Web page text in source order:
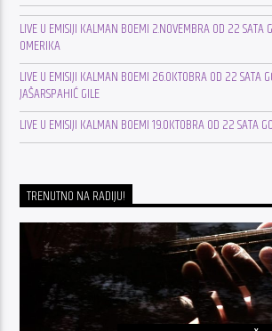
LIVE U EMISIJI KALMAN BOEMI 2.NOVEMBRA OD 22 SATA
OMERIKA
LIVE U EMISIJI KALMAN BOEMI 26.OKTOBRA OD 22 SATA
JAŠARSPAHIĆ GILE
LIVE U EMISIJI KALMAN BOEMI 19.OKTOBRA OD 22 SATA
TRENUTNO NA RADIJU!